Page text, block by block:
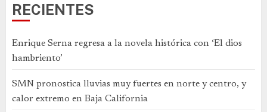
RECIENTES
Enrique Serna regresa a la novela histórica con ‘El dios
hambriento’
SMN pronostica lluvias muy fuertes en norte y centro, y
calor extremo en Baja California